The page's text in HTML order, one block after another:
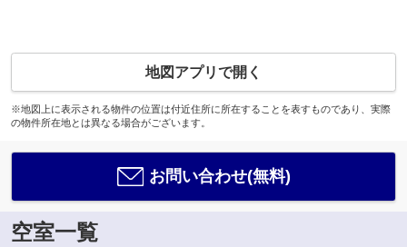
地図アプリで開く
※地図上に表示される物件の位置は付近住所に所在することを表すものであり、実際
の物件所在地とは異なる場合がございます。
お問い合わせ(無料)
空室一覧